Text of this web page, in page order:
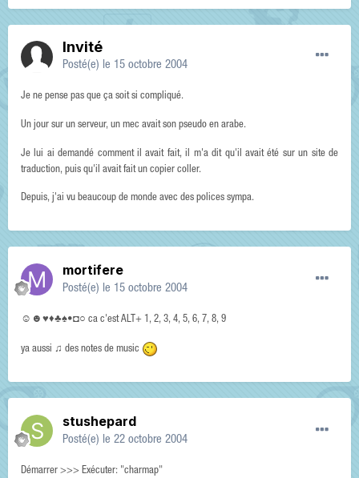
Invité
Posté(e) le 15 octobre 2004
Je ne pense pas que ça soit si compliqué.
Un jour sur un serveur, un mec avait son pseudo en arabe.
Je lui ai demandé comment il avait fait, il m'a dit qu'il avait été sur un site de
traduction, puis qu'il avait fait un copier coller.
Depuis, j'ai vu beaucoup de monde avec des polices sympa.
mortifere
Posté(e) le 15 octobre 2004
☺☻♥♦♣♠•◘○ ca c'est ALT+ 1, 2, 3, 4, 5, 6, 7, 8, 9
ya aussi ♫ des notes de music
stushepard
Posté(e) le 22 octobre 2004
Démarrer >>> Exécuter: "charmap"